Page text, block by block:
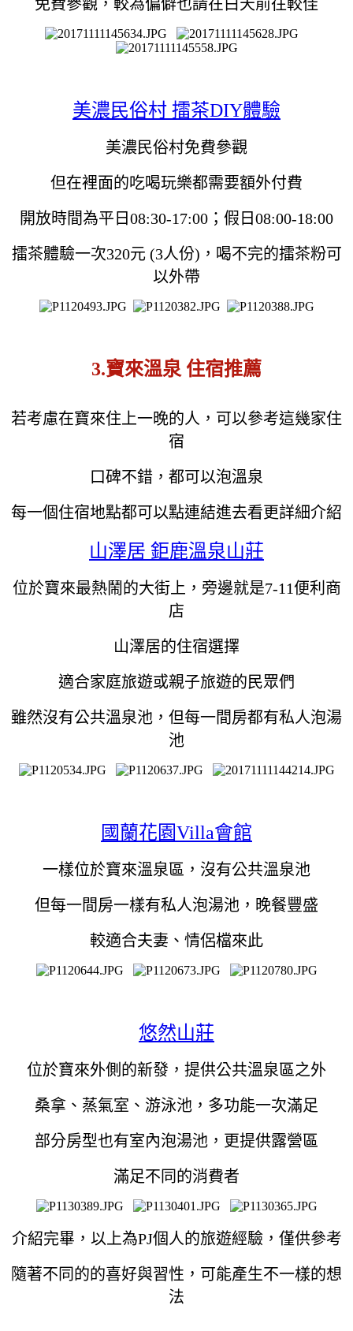
免費參觀，較為偏僻也請在白天前往較佳
美濃民俗村 擂茶DIY體驗
美濃民俗村免費參觀
但在裡面的吃喝玩樂都需要額外付費
開放時間為平日08:30-17:00；假日08:00-18:00
擂茶體驗一次320元 (3人份)，喝不完的擂茶粉可
以外帶
3.寶來溫泉 住宿推薦
若考慮在寶來住上一晚的人，可以參考這幾家住
宿
口碑不錯，都可以泡溫泉
每一個住宿地點都可以點連結進去看更詳細介紹
山澤居 鉅鹿溫泉山莊
位於寶來最熱鬧的大街上，旁邊就是7-11便利商
店
山澤居的住宿選擇
適合家庭旅遊或親子旅遊的民眾們
雖然沒有公共溫泉池，但每一間房都有私人泡湯
池
國蘭花園Villa會館
一樣位於寶來溫泉區，沒有公共溫泉池
但每一間房一樣有私人泡湯池，晚餐豐盛
較適合夫妻、情侶檔來此
悠然山莊
位於寶來外側的新發，提供公共溫泉區之外
桑拿、蒸氣室、游泳池，多功能一次滿足
部分房型也有室內泡湯池，更提供露營區
滿足不同的消費者
介紹完畢，以上為PJ個人的旅遊經驗，僅供參考
隨著不同的的喜好與習性，可能產生不一樣的想
法